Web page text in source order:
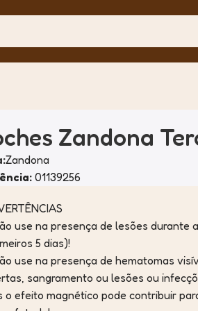
Zandona
Zandona
01139256
use na presença de lesões durante
5 dias)!
use na presença de hematomas
sangramento ou lesões ou
o efeito magnético pode contribuir